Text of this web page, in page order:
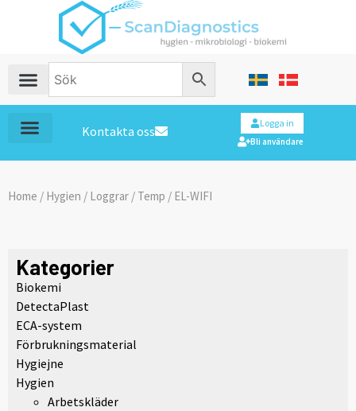
Kontakta oss
Logga in
Bli användare
Home / Hygien / Loggrar / Temp / EL-WIFI
Kategorier
Biokemi
DetectaPlast
ECA-system
Förbrukningsmaterial
Hygiejne
Hygien
Arbetskläder